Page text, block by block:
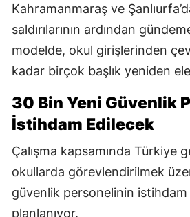
Kahramanmaraş ve
saldırılarının ardından
modelde, okul girişlerinden
kadar birçok başlık yeniden
30 Bin Yeni Güvenlik
İstihdam Edilecek
Çalışma kapsamında Türkiye
okullarda görevlendirilmek
güvenlik personelinin istihdam
planlanıyor.